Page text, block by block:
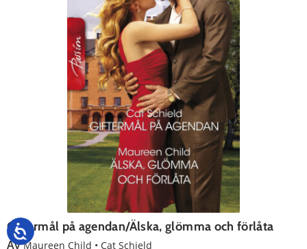
Giftermål på agendan/Älska, glömma och förlåta
AvMaureen Child Cat Schield